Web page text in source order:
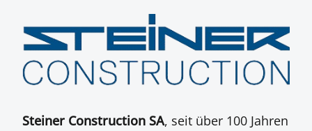
Steiner Construction SA, seit über 100 Jahren